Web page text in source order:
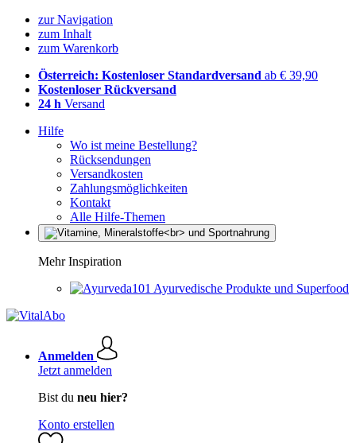
zur Navigation
zum Inhalt
zum Warenkorb
Österreich: Kostenloser Standardversand ab € 39,90
Kostenloser Rückversand
24 h Versand
Hilfe
Wo ist meine Bestellung?
Rücksendungen
Versandkosten
Zahlungsmöglichkeiten
Kontakt
Alle Hilfe-Themen
Mehr Inspiration
Ayurvedische Produkte und Superfood
Anmelden
Jetzt anmelden
Bist du neu hier?
Konto erstellen